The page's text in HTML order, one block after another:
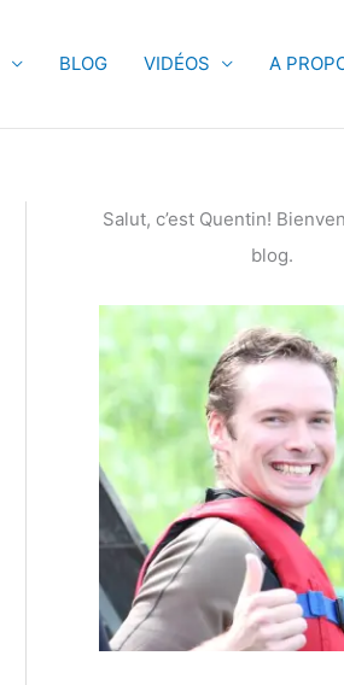
BLOG VIDÉOS A
Salut, c’est Quentin!
blog.